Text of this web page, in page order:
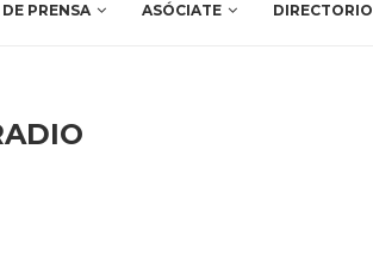
PRENSA ASÓCIATE DIRECTORIO